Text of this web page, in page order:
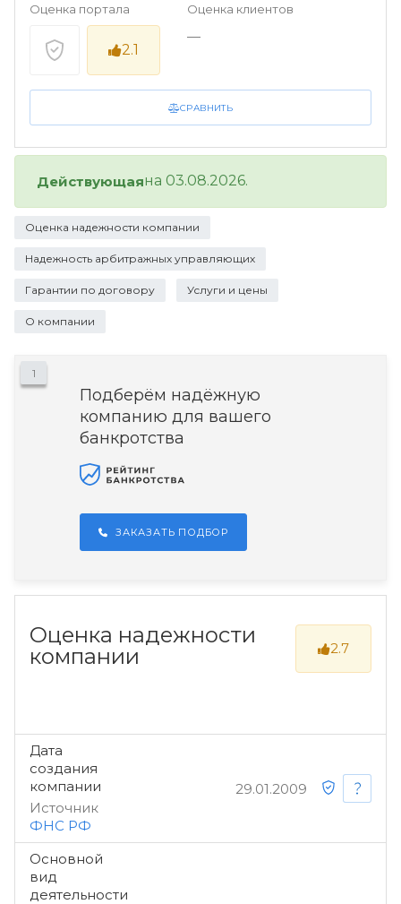
СРАВНИТЬ
Оценка портала
2.1
Оценка клиентов
—
Действующаяна 03.08.2026.
Оценка надежности компании
Надежность арбитражных управляющих
Гарантии по договору Услуги и цены
О компании
1
Подберём надёжную
компанию для вашего
банкротства
ЗАКАЗАТЬ ПОДБОР
Оценка надежности
компании
2.7
Дата
создания
компании
Источник
ФНС РФ
29.01.2009
Основной
вид
деятельности